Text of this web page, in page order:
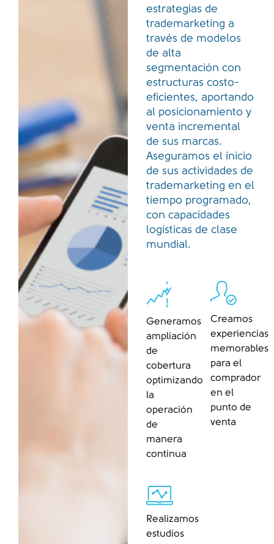
estrategias de
trademarketing a
través de modelos
de alta
segmentación con
estructuras costo-
eficientes, aportando
al posicionamiento y
venta incremental
de sus marcas.
Aseguramos el inicio
de sus actividades de
trademarketing en el
tiempo programado,
con capacidades
logísticas de clase
mundial.
Generamos
ampliación
de
cobertura
optimizando
la
operación
de
manera
continua
Creamos
experiencias
memorables
para el
comprador
en el
punto de
venta
Realizamos
estudios